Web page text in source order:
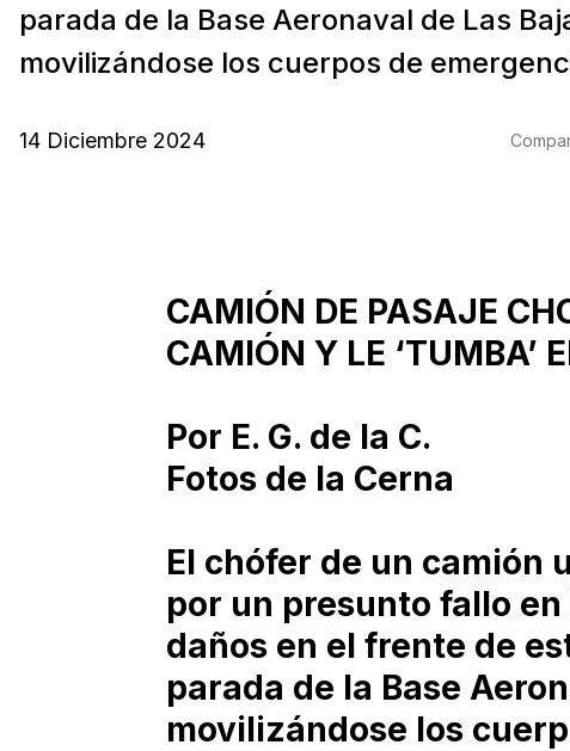
parada de la Base Aeronaval de Las
movilizándose los cuerpos de
14 Diciembre 2024
CAMIÓN DE PASAJE
CAMIÓN Y LE ‘TUMBA’
Por E. G. de la C.
Fotos de la Cerna
El chófer de un camión
por un presunto fallo
daños en el frente de
parada de la Base
movilizándose los